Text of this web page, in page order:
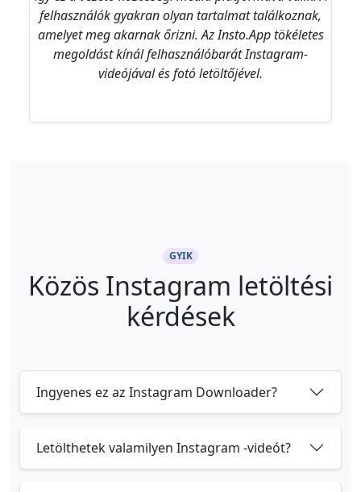
felhasználók gyakran olyan tartalmat találkoznak,
amelyet meg akarnak őrizni. Az Insto.App tökéletes
megoldást kínál felhasználóbarát Instagram-
videójával és fotó letöltőjével.
GYIK
Közös Instagram letöltési
kérdések
Ingyenes ez az Instagram Downloader?
Letölthetek valamilyen Instagram -videót?